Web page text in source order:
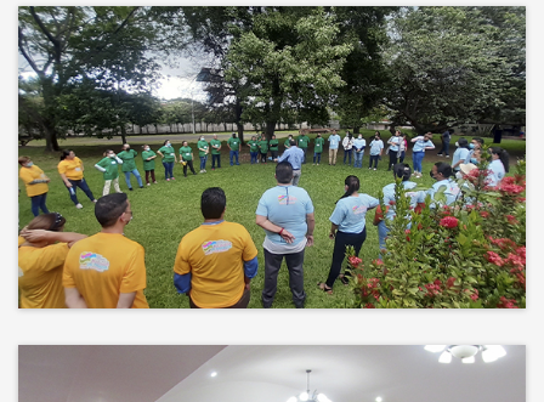
Más que un auditorio, el corazón
de tu evento